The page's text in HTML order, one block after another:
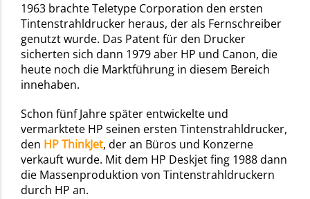
1963 brachte Teletype Corporation den ersten
Tintenstrahldrucker heraus, der als Fernschreiber
genutzt wurde. Das Patent für den Drucker
sicherten sich dann 1979 aber HP und Canon, die
heute noch die Marktführung in diesem Bereich
innehaben.
Schon fünf Jahre später entwickelte und
vermarktete HP seinen ersten Tintenstrahldrucker,
den HP ThinkJet, der an Büros und Konzerne
verkauft wurde. Mit dem HP Deskjet fing 1988 dann
die Massenproduktion von Tintenstrahldruckern
durch HP an.